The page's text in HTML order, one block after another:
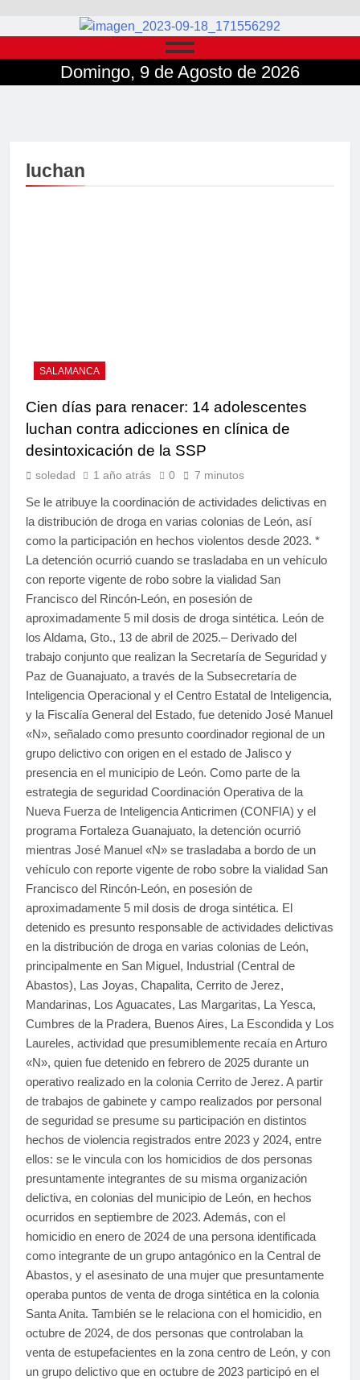
Domingo, 9 de Agosto de 2026
luchan
SALAMANCA
Cien días para renacer: 14 adolescentes
luchan contra adicciones en clínica de
desintoxicación de la SSP
soledad 1 año atrás 0 7 minutos
Se le atribuye la coordinación de actividades delictivas en
la distribución de droga en varias colonias de León, así
como la participación en hechos violentos desde 2023. *
La detención ocurrió cuando se trasladaba en un vehículo
con reporte vigente de robo sobre la vialidad San
Francisco del Rincón-León, en posesión de
aproximadamente 5 mil dosis de droga sintética. León de
los Aldama, Gto., 13 de abril de 2025.– Derivado del
trabajo conjunto que realizan la Secretaría de Seguridad y
Paz de Guanajuato, a través de la Subsecretaría de
Inteligencia Operacional y el Centro Estatal de Inteligencia,
y la Fiscalía General del Estado, fue detenido José Manuel
«N», señalado como presunto coordinador regional de un
grupo delictivo con origen en el estado de Jalisco y
presencia en el municipio de León. Como parte de la
estrategia de seguridad Coordinación Operativa de la
Nueva Fuerza de Inteligencia Anticrimen (CONFIA) y el
programa Fortaleza Guanajuato, la detención ocurrió
mientras José Manuel «N» se trasladaba a bordo de un
vehículo con reporte vigente de robo sobre la vialidad San
Francisco del Rincón-León, en posesión de
aproximadamente 5 mil dosis de droga sintética. El
detenido es presunto responsable de actividades delictivas
en la distribución de droga en varias colonias de León,
principalmente en San Miguel, Industrial (Central de
Abastos), Las Joyas, Chapalita, Cerrito de Jerez,
Mandarinas, Los Aguacates, Las Margaritas, La Yesca,
Cumbres de la Pradera, Buenos Aires, La Escondida y Los
Laureles, actividad que presumiblemente recaía en Arturo
«N», quien fue detenido en febrero de 2025 durante un
operativo realizado en la colonia Cerrito de Jerez. A partir
de trabajos de gabinete y campo realizados por personal
de seguridad se presume su participación en distintos
hechos de violencia registrados entre 2023 y 2024, entre
ellos: se le vincula con los homicidios de dos personas
presuntamente integrantes de su misma organización
delictiva, en colonias del municipio de León, en hechos
ocurridos en septiembre de 2023. Además, con el
homicidio en enero de 2024 de una persona identificada
como integrante de un grupo antagónico en la Central de
Abastos, y el asesinato de una mujer que presuntamente
operaba puntos de venta de droga sintética en la colonia
Santa Anita. También se le relaciona con el homicidio, en
octubre de 2024, de dos personas que controlaban la
venta de estupefacientes en la zona centro de León, y con
un grupo delictivo que en octubre de 2023 participó en el